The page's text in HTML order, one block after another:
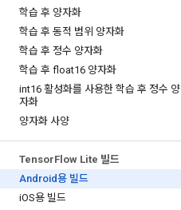
학습 후 양자화
학습 후 동적 범위 양자화
학습 후 정수 양자화
학습 후 float16 양자화
int16 활성화를 사용한 학습 후 정수 양
자화
양자화 사양
TensorFlow Lite 빌드
Android용 빌드
iOS용 빌드